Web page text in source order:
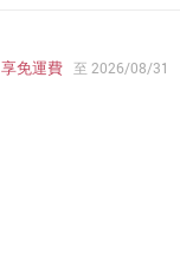
享免運費 至 2026/08/31